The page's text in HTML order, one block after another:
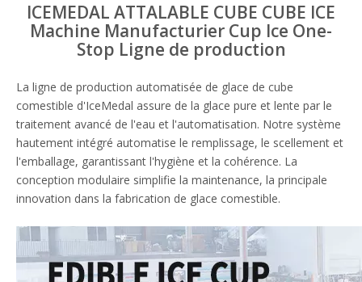
ICEMEDAL ATTALABLE CUBE CUBE ICE
Machine Manufacturier Cup Ice One-
Stop Ligne de production
La ligne de production automatisée de glace de cube
comestible d'IceMedal assure de la glace pure et lente par le
traitement avancé de l'eau et l'automatisation. Notre système
hautement intégré automatise le remplissage, le scellement et
l'emballage, garantissant l'hygiène et la cohérence. La
conception modulaire simplifie la maintenance, la principale
innovation dans la fabrication de glace comestible.